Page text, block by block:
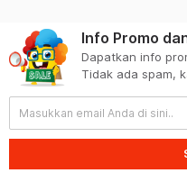
Info Promo
Dapatkan info
Tidak ada spam,